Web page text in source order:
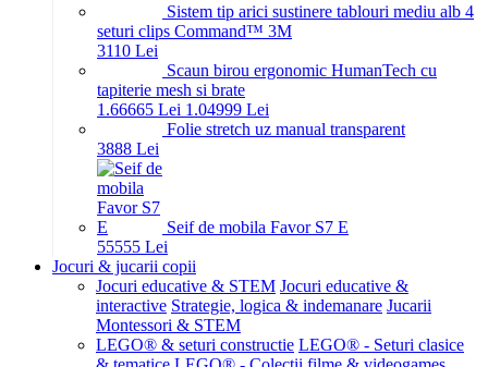
Sistem tip arici sustinere tablouri mediu alb 4
seturi clips Command™ 3M
3110 Lei
Scaun birou ergonomic HumanTech cu
tapiterie mesh si brate
1.66665 Lei 1.04999 Lei
Folie stretch uz manual transparent
3888 Lei
Seif de mobila Favor S7 E
55555 Lei
Jocuri & jucarii copii
Jocuri educative & STEM Jocuri educative &
interactive Strategie, logica & indemanare Jucarii
Montessori & STEM
LEGO® & seturi constructie LEGO® - Seturi clasice